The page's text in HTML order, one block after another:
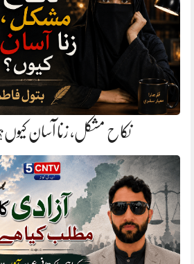
نکاح مشکل، زنا آسان کیوں؟